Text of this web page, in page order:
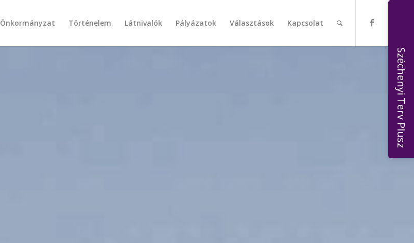
Önkormányzat Történelem Látnivalók Pályázatok Választások Kapcsolat
Széchenyi Terv Plusz